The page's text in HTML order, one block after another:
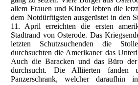
allem Frauen und Kinder lebten die
dem Notdürftigsten ausgerüstet in den
11. April erreichten die ersten
Stadtrand von Osterode. Das
letzten Schutzsuchenden die
durchsuchten die Amerikaner das
Auch die Baracken und das Büro
durchsucht. Die Alliierten fanden
Panzerschrank, welcher daraufhin